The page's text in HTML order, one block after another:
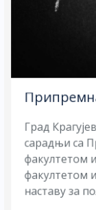
Град
сарадњи са
факултетом
факултетом
наставу за